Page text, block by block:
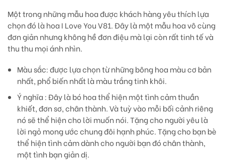
Một trong những mẫu hoa được khách hàng yêu thích lựa
chọn đó là hoa I Love You V81. Đây là một mẫu hoa vô cùng
đơn giản nhưng không hề đơn điệu mà lại còn rất tinh tế và
thu thu mọi ánh nhìn.
Màu sắc: được lựa chọn từ những bông hoa màu cơ bản
nhất, phổ biến nhất là màu trắng tinh khôi.
Ý nghĩa: Đây là bó hoa thể hiện một tình cảm thuần
khiết, đơn sơ, chân thành. Và tuỳ vào mỗi bối cảnh riêng
nó sẽ thể hiện cho lời muốn nói. Tặng cho người yêu là
lời ngỏ mong ước chung đôi hạnh phúc. Tặng cho bạn bè
thể hiện tình cảm dành cho người bạn đó chân thành,
một tình bạn giản dị.